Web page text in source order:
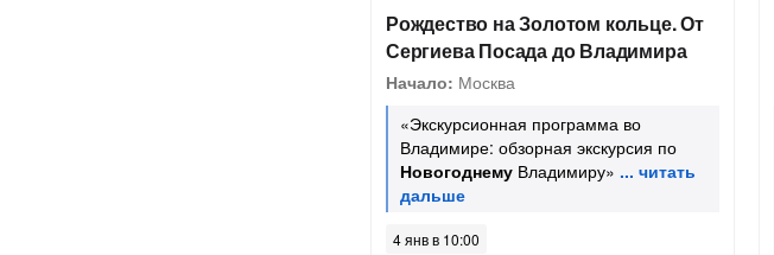
Рождество на Золотом кольце. От
Сергиева Посада до Владимира
Начало: Москва
«Экскурсионная программа во
Владимире: обзорная экскурсия по
Новогоднему Владимиру»
4 янв в 10:00